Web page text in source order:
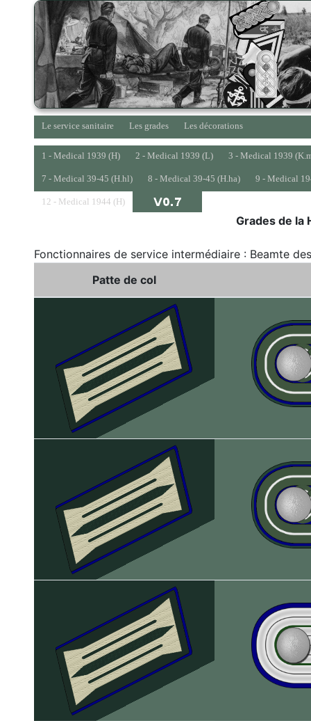
Le service sanitaire Les grades Les décorations
1 - Medical 1939 (H) 2 - Medical 1939 (L) 3 - Medical 1939
7 - Medical 39-45 (H.hl) 8 - Medical 39-45 (H.ha) 9 - Medical
12 - Medical 1944 (H)
Grades de la
Fonctionnaires de service intermédiaire : Beamte
Patte de col